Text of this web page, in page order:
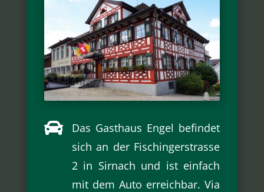

Das Gasthaus Engel befindet
sich an der Fischingerstrasse
2 in Sirnach und ist einfach
mit dem Auto erreichbar. Via